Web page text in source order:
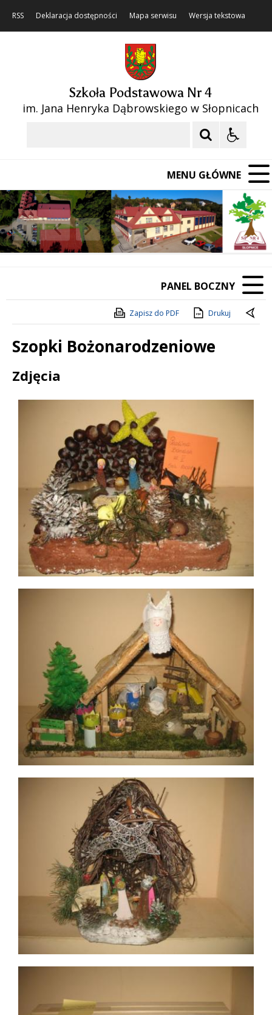
RSS Deklaracja dostępności Mapa serwisu Wersja tekstowa
Szkoła Podstawowa Nr 4
im. Jana Henryka Dąbrowskiego w Słopnicach
MENU GŁÓWNE
Poprzedni Element
Następny Element
❚❚
PANEL BOCZNY
Zapisz do PDF Drukuj
Szopki Bożonarodzeniowe
Treść
Zdjęcia